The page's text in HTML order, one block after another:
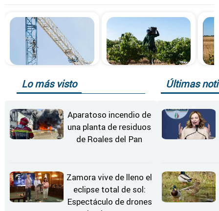
Lo más visto
Aparatoso incendio de
una planta de residuos
de Roales del Pan
Zamora vive de lleno el
eclipse total de sol:
Espectáculo de drones
Últimas